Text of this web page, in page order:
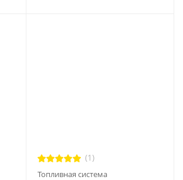
(1)
Топливная система